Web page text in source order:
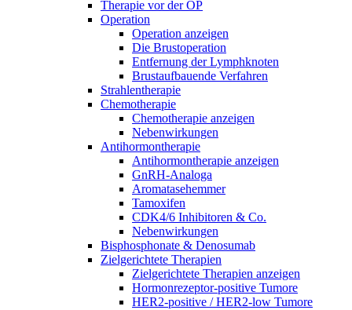
Therapie vor der OP
Operation
Operation anzeigen
Die Brustoperation
Entfernung der Lymphknoten
Brustaufbauende Verfahren
Strahlentherapie
Chemotherapie
Chemotherapie anzeigen
Nebenwirkungen
Antihormontherapie
Antihormontherapie anzeigen
GnRH-Analoga
Aromatasehemmer
Tamoxifen
CDK4/6 Inhibitoren & Co.
Nebenwirkungen
Bisphosphonate & Denosumab
Zielgerichtete Therapien
Zielgerichtete Therapien anzeigen
Hormonrezeptor-positive Tumore
HER2-positive / HER2-low Tumore